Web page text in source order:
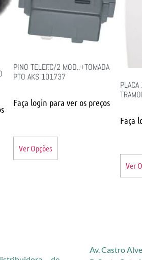
PINO TELEF.C/2 MOD..+TOMADA
PTO AKS 101737
Faça login para ver os preços
Ver Opções
Faça
Ver
Av. Castro